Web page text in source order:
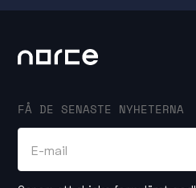
FÅ DE SENASTE NYHETERNA